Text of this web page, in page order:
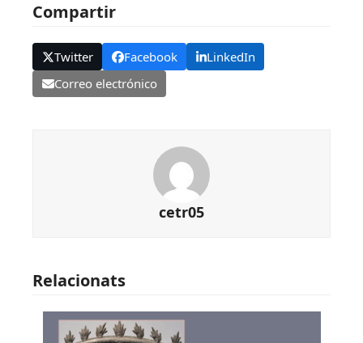
Compartir
Twitter Facebook
LinkedIn
Correo electrónico
cetr05
Relacionats